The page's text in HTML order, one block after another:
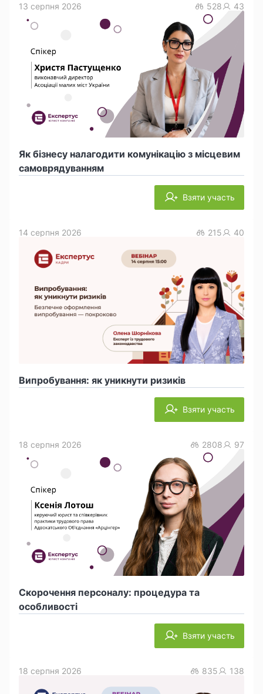
Як бізнесу налагодити комунікацію з місцевим
самоврядуванням
13 серпня 2026 528 43
Взяти участь
Випробування: як уникнути ризиків
14 серпня 2026 215 40
Взяти участь
Скорочення персоналу: процедура та
особливості
18 серпня 2026 2808 97
Взяти участь
18 серпня 2026 835 138